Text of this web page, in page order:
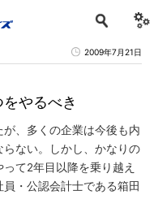
2009年7月21日
やるべき
、多くの企業は今後も内
ない。しかし、かなりの
て2年目以降を乗り越え
・公認会計士である箱田